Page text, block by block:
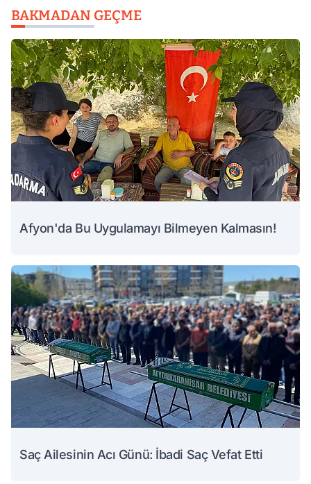
BAKMADAN GEÇME
Afyon'da Bu Uygulamayı Bilmeyen Kalmasın!
Saç Ailesinin Acı Günü: İbadi Saç Vefat Etti